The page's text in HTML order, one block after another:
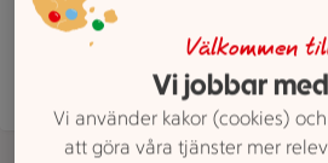
Hitta hit
Mer butiksinfo
Välkommen
Vi jobbar
Vi använder kakor (cookies)
att göra våra tjänster mer